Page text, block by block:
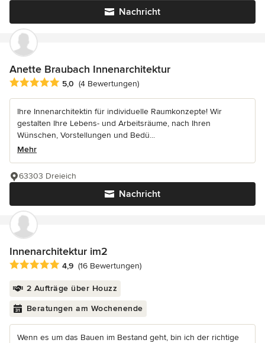
Nachricht
Anette Braubach Innenarchitektur
Durchschnittliche Bewertung: 5 von 5 Sternen
5,0 (4 Bewertungen)
Ihre Innenarchitektin für individuelle Raumkonzepte! Wir
gestalten Ihre Lebens- und Arbeitsräume, nach Ihren
Wünschen, Vorstellungen und Bedü...
Mehr
Nachricht
63303 Dreieich
Innenarchitektur im2
Durchschnittliche Bewertung: 4.9 von 5 Sternen
4,9 (16 Bewertungen)
2 Aufträge über Houzz
Beratungen am Wochenende
Wenn es um das Bauen im Bestand geht, bin ich der richtige